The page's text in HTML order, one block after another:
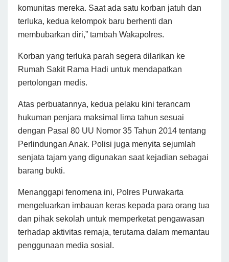
komunitas mereka. Saat ada satu korban jatuh dan
terluka, kedua kelompok baru berhenti dan
membubarkan diri,” tambah Wakapolres.
Korban yang terluka parah segera dilarikan ke
Rumah Sakit Rama Hadi untuk mendapatkan
pertolongan medis.
Atas perbuatannya, kedua pelaku kini terancam
hukuman penjara maksimal lima tahun sesuai
dengan Pasal 80 UU Nomor 35 Tahun 2014 tentang
Perlindungan Anak. Polisi juga menyita sejumlah
senjata tajam yang digunakan saat kejadian sebagai
barang bukti.
Menanggapi fenomena ini, Polres Purwakarta
mengeluarkan imbauan keras kepada para orang tua
dan pihak sekolah untuk memperketat pengawasan
terhadap aktivitas remaja, terutama dalam memantau
penggunaan media sosial.